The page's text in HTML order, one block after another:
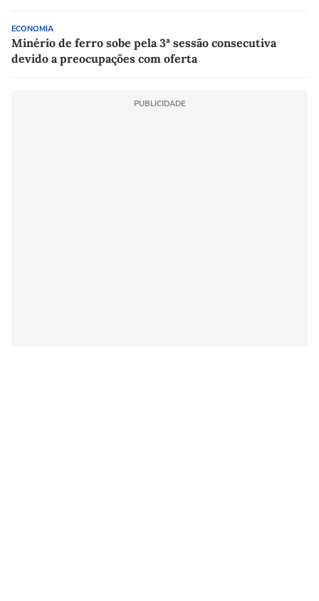
ECONOMIA
Minério de ferro sobe pela 3ª sessão consecutiva
devido a preocupações com oferta
PUBLICIDADE